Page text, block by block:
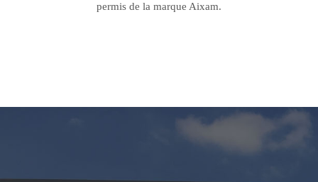
permis de la marque Aixam.